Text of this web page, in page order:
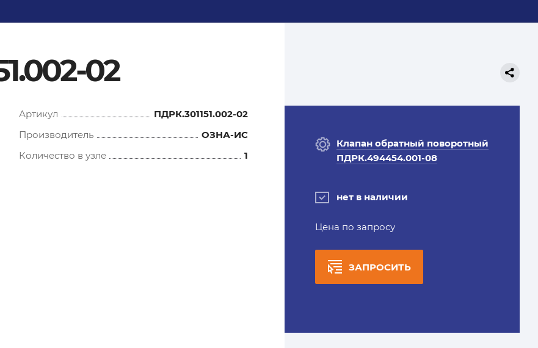
02
Артикул
ПДРК.301151.002-02
Производитель
ОЗНА-ИС
Количество в узле
1
Клапан обратный поворотный
ПДРК.494454.001-08
нет в наличии
Цена по запросу
ЗАПРОСИТЬ